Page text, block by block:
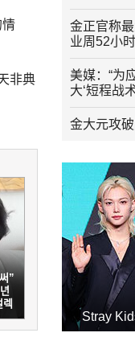
情
非典
”
렉
金正官称
业周52小
美媒：“为
大‘短程战
金大元攻
Stray